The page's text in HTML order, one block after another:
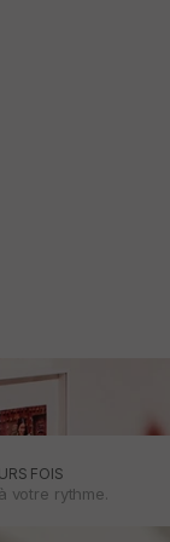
FOIS
votre rythme.